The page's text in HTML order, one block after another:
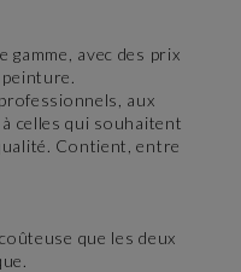
gamme, avec des prix
aux
celles qui souhaitent
Contient, entre
que les deux